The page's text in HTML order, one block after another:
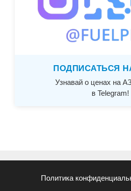
ПОДПИСАТЬСЯ
Узнавай о ценах на
в Telegram!
Политика